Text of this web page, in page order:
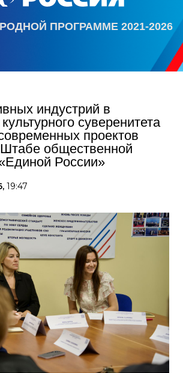
ПРОГРАММЕ 2021-2026
индустрий в
суверенитета
проектов
общественной
России»
19:47